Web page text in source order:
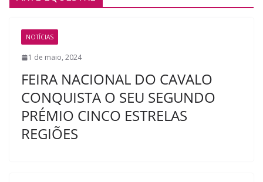
NOTÍCIAS
1 de maio, 2024
FEIRA NACIONAL DO CAVALO
CONQUISTA O SEU SEGUNDO
PRÉMIO CINCO ESTRELAS
REGIÕES